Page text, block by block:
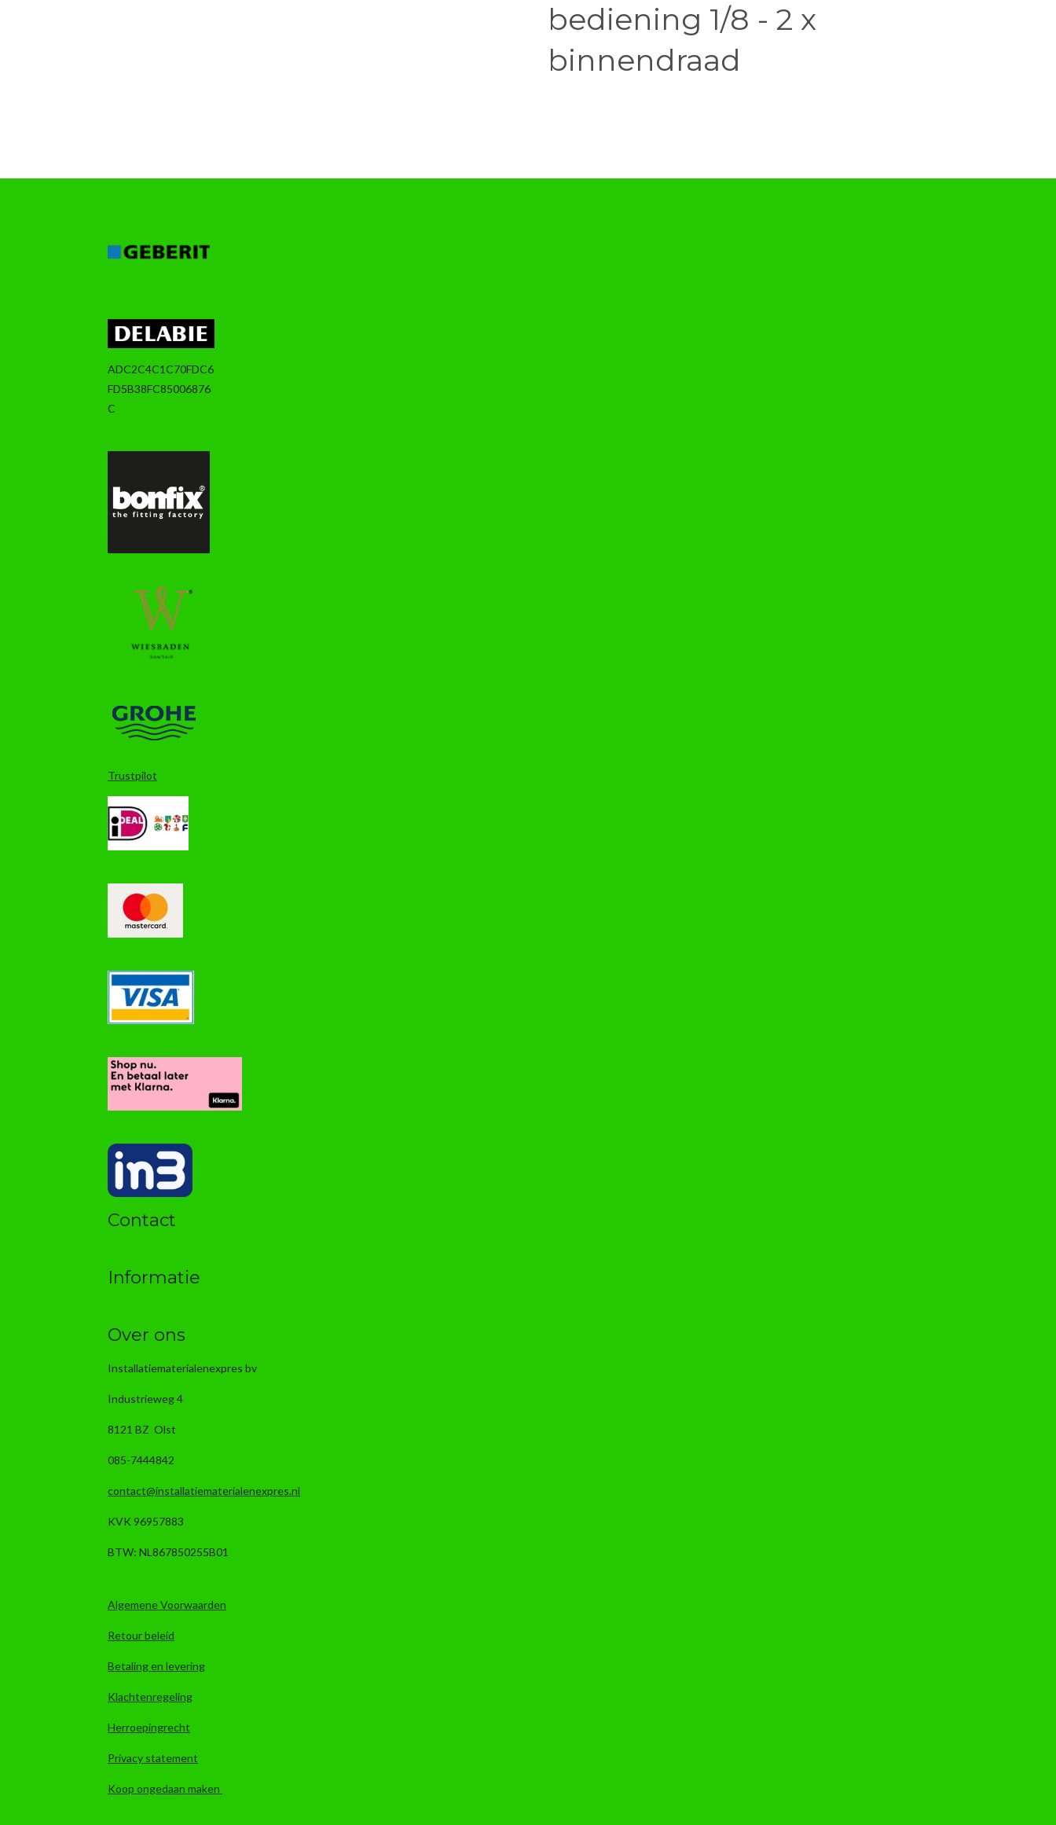
bediening 1/8 - 2 x
binnendraad
ADC2C4C1C70FDC6
FD5B38FC85006876
C
Trustpilot
Contact
Informatie
Over ons
Installatiematerialenexpres bv
Industrieweg 4
8121 BZ Olst
085-7444842
contact@installatiematerialenexpres.nl
KVK 96957883
BTW: NL867850255B01
Algemene Voorwaarden
Retour beleid
Betaling en levering
Klachtenregeling
Herroepingrecht
Privacy statement
Koop ongedaan maken